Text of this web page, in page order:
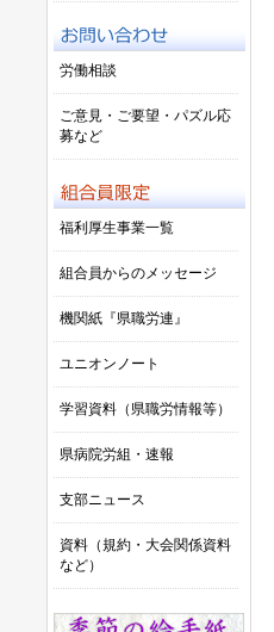
労働相談
ご意見・ご要望・パズル応
募など
福利厚生事業一覧
組合員からのメッセージ
機関紙『県職労連』
ユニオンノート
学習資料（県職労情報等）
県病院労組・速報
支部ニュース
資料（規約・大会関係資料
など）